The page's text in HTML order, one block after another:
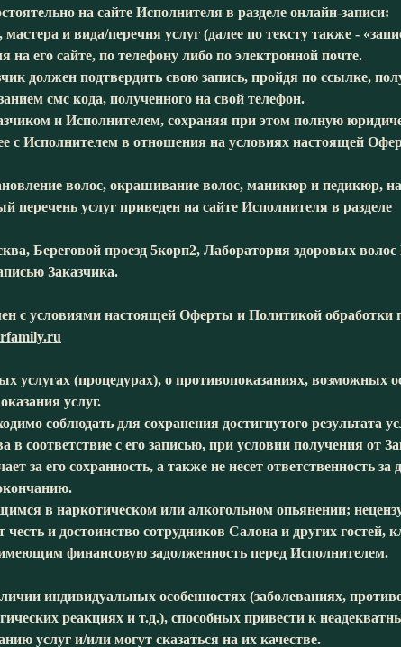
на сайте Исполнителя в разделе онлайн-записи:
и вида/перечня услуг (далее по тексту также -
его сайте, по телефону либо по электронной почте.
должен подтвердить свою запись, пройдя по ссылке,
смс кода, полученного на свой телефон.
и Исполнителем, сохраняя при этом полную
с Исполнителем в отношения на условиях настоящей
волос, окрашивание волос, маникюр и педикюр,
услуг приведен на сайте Исполнителя в разделе
Береговой проезд 5корп2, Лаборатория здоровых
Заказчика.
с условиями настоящей Оферты и Политикой обработки
услугах (процедурах), о противопоказаниях, возможных
услуг.
соблюдать для сохранения достигнутого результата
соответствие с его записью, при условии получения от
за его сохранность, а также не несет ответственность за
в наркотическом или алкогольном опьянении;
и достоинство сотрудников Салона и других гостей,
финансовую задолженность перед Исполнителем.
индивидуальных особенностях (заболеваниях,
реакциях и т.д.), способных привести к
услуг и/или могут сказаться на их качестве.